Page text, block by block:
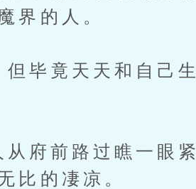
界的人。
毕竟天天和自己生
府前路过瞧一眼紧
比的凄凉。